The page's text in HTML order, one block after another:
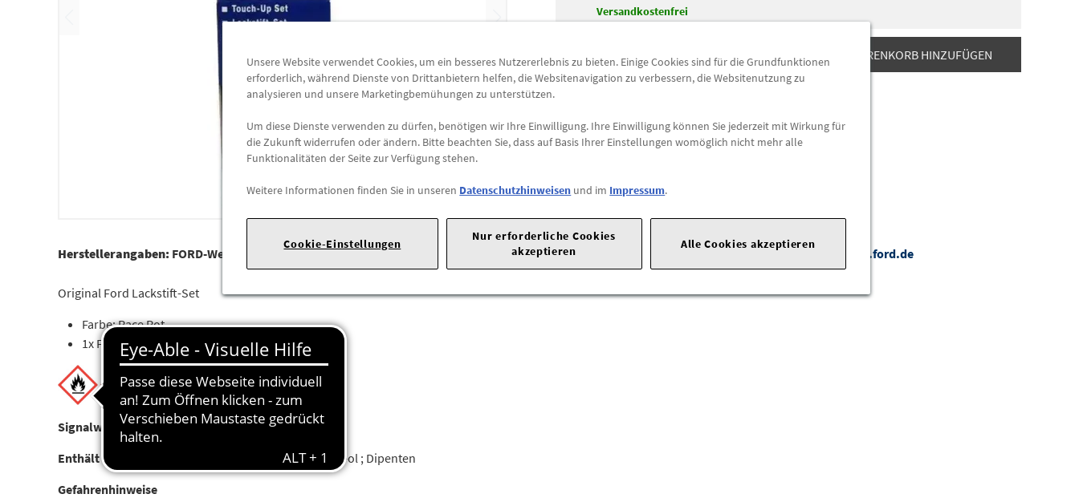
Versandkostenfrei
ZUM WARENKORB HINZUFÜGEN
Herstellerangaben: FORD-Werke GmbH |Henry-Ford-Straße 1 | Tel: 022199992999 | Webseite: https://www.ford.de
Original Ford Lackstift-Set
Farbe: Race Rot
1x Farbstift + 1x Klarlack
Signalwort
Gefahr
Enthältn-Butylacetat; 1-Ethoxypropan-2-ol ; Butan-1-ol ; Dipenten
Gefahrenhinweise
Unsere Website verwendet Cookies, um ein besseres Nutzererlebnis zu bieten. Einige Cookies sind für die Grundfunktionen
erforderlich, während Dienste von Drittanbietern helfen, die Websitenavigation zu verbessern, die Websitenutzung zu
analysieren und unsere Marketingbemühungen zu unterstützen.
Um diese Dienste verwenden zu dürfen, benötigen wir Ihre Einwilligung. Ihre Einwilligung können Sie jederzeit mit Wirkung für
die Zukunft widerrufen oder ändern. Bitte beachten Sie, dass auf Basis Ihrer Einstellungen womöglich nicht mehr alle
Funktionalitäten der Seite zur Verfügung stehen.
Weitere Informationen finden Sie in unseren Datenschutzhinweisen und im Impressum.
Cookie-Einstellungen
Nur erforderliche Cookies
akzeptieren
Alle Cookies akzeptieren